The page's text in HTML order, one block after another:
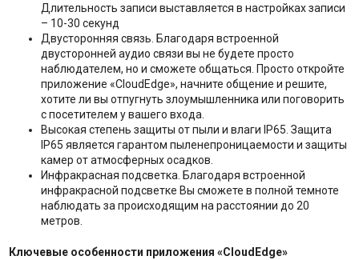
Длительность записи выставляется в настройках записи
– 10-30 секунд
Двусторонняя связь. Благодаря встроенной
двусторонней аудио связи вы не будете просто
наблюдателем, но и сможете общаться. Просто откройте
приложение «CloudEdge», начните общение и решите,
хотите ли вы отпугнуть злоумышленника или поговорить
с посетителем у вашего входа.
Высокая степень защиты от пыли и влаги IP65. Защита
IP65 является гарантом пыленепроницаемости и защиты
камер от атмосферных осадков.
Инфракрасная подсветка. Благодаря встроенной
инфракрасной подсветке Вы сможете в полной темноте
наблюдать за происходящим на расстоянии до 20
метров.
Ключевые особенности приложения «CloudEdge»